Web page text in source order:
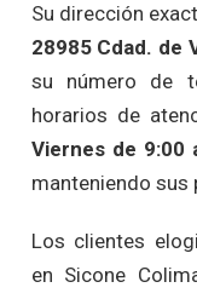
Su dirección
28985 Cdad. de
su número de
horarios de
Viernes de 9:00
manteniendo sus
Los clientes
en Sicone